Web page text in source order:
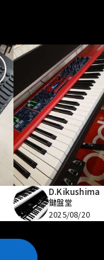
D.Kikushima
鍵盤堂
2025/08/20